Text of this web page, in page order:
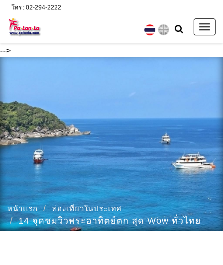
-->
โทร : 02-294-2222
หน้าแรก ท่องเที่ยวในประเทศ
14 จุดชมวิวพระอาทิตย์ตก สุด Wow ทั่วไทย